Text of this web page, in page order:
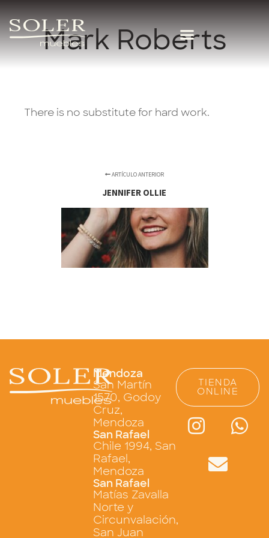
Mark Roberts
There is no substitute for hard work.
ARTÍCULO ANTERIOR
JENNIFER OLLIE
Mendoza
San Martín
1570, Godoy
Cruz,
Mendoza
San Rafael
Chile 1994, San
Rafael,
Mendoza
San Rafael
Matías Zavalla
Norte y
Circunvalación,
San Juan
TIENDA
ONLINE